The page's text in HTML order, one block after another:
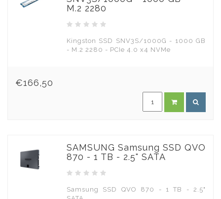
M.2 2280
Kingston SSD SNV3S/1000G - 1000 GB
- M.2 2280 - PCIe 4.0 x4 NVMe
€166,50
SAMSUNG Samsung SSD QVO
870 - 1 TB - 2.5" SATA
Samsung SSD QVO 870 - 1 TB - 2.5"